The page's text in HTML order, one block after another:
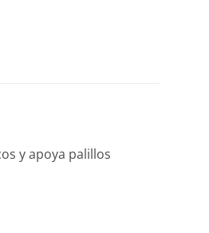
y apoya palillos